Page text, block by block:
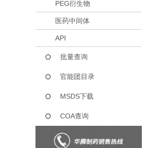
PEG衍生物
医药中间体
API
批量查询
官能团目录
MSDS下载
COA查询